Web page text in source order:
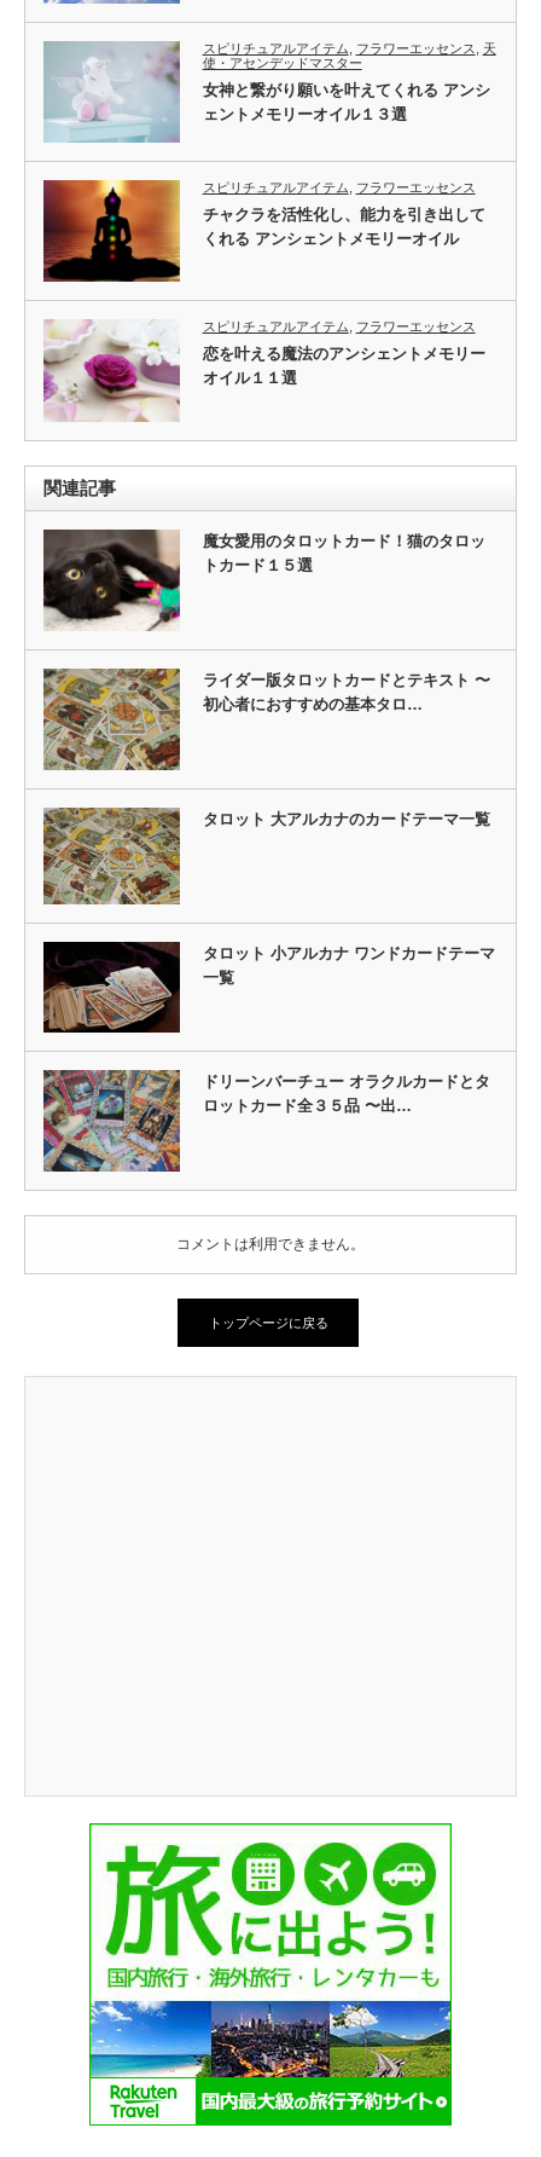
スピリチュアルアイテム フラワーエッセンス
天
使・アセンデッドマスター
女神と繋がり願いを叶えてくれる アンシ
ェントメモリーオイル１３選
スピリチュアルアイテム フラワーエッセンス
チャクラを活性化し、能力を引き出して
くれる アンシェントメモリーオイル
スピリチュアルアイテム フラワーエッセンス
恋を叶える魔法のアンシェントメモリー
オイル１１選
関連記事
魔女愛用のタロットカード！猫のタロッ
トカード１５選
ライダー版タロットカードとテキスト 〜
初心者におすすめの基本タロ…
タロット 大アルカナのカードテーマ一覧
タロット 小アルカナ ワンドカードテーマ
一覧
ドリーンバーチュー オラクルカードとタ
ロットカード全３５品 〜出…
コメントは利用できません。
トップページに戻る